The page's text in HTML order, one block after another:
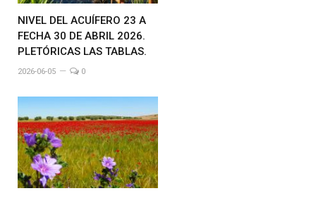
NIVEL DEL ACUÍFERO 23 A
FECHA 30 DE ABRIL 2026.
PLETÓRICAS LAS TABLAS.
2026-06-05 0